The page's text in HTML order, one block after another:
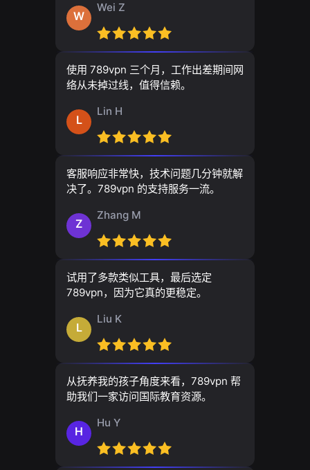
W
Wei Z
使用 789vpn 三个月，工作出差期间网
络从未掉过线，值得信赖。
L
Lin H
客服响应非常快，技术问题几分钟就解
决了。789vpn 的支持服务一流。
Z
Zhang M
试用了多款类似工具，最后选定
789vpn，因为它真的更稳定。
L
Liu K
从抚养我的孩子角度来看，789vpn 帮
助我们一家访问国际教育资源。
H
Hu Y